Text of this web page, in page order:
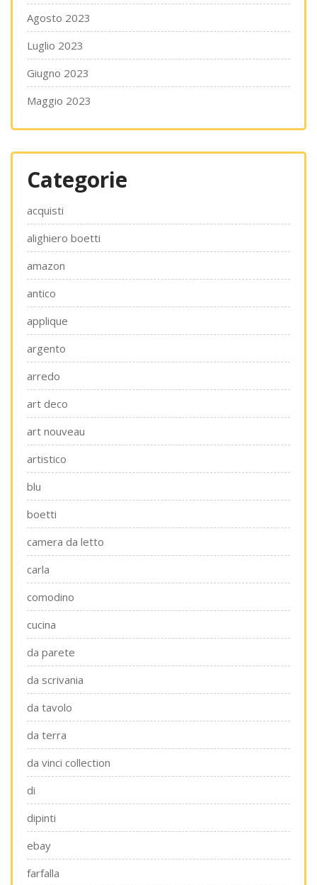
Agosto 2023
Luglio 2023
Giugno 2023
Maggio 2023
Categorie
acquisti
alighiero boetti
amazon
antico
applique
argento
arredo
art deco
art nouveau
artistico
blu
boetti
camera da letto
carla
comodino
cucina
da parete
da scrivania
da tavolo
da terra
da vinci collection
di
dipinti
ebay
farfalla